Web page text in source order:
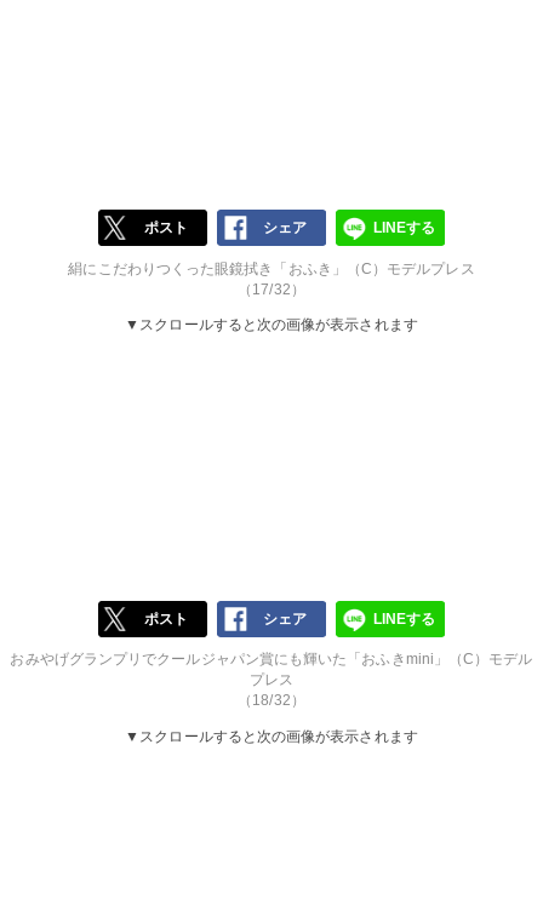
ポスト シェア LINEする
絹にこだわりつくった眼鏡拭き「おふき」（C）モデルプレス
（17/32）
▼スクロールすると次の画像が表示されます
ポスト シェア LINEする
おみやげグランプリでクールジャパン賞にも輝いた「おふきmini」（C）モデル
プレス
（18/32）
▼スクロールすると次の画像が表示されます